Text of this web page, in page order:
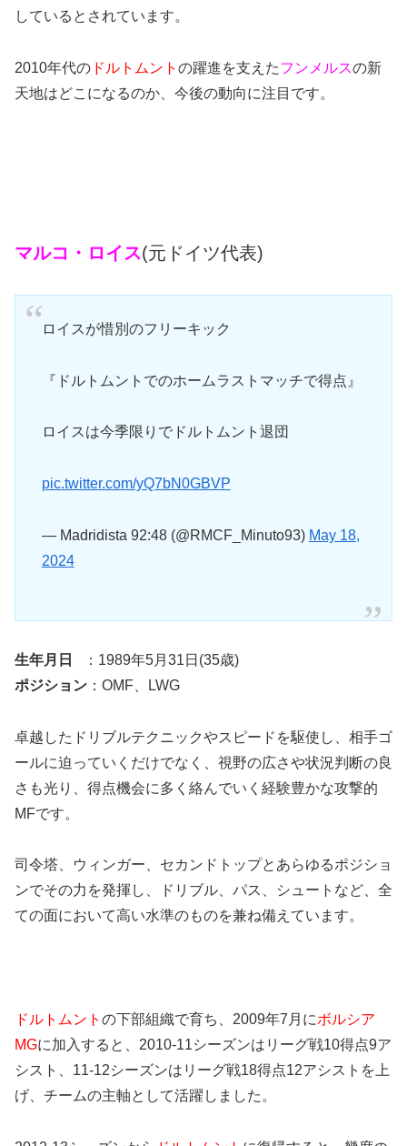
しているとされています。
2010年代の ドルトムント の躍進を支えたフンメルスの新
天地はどこになるのか、今後の動向に注目です。
マルコ・ロイス(元ドイツ代表)
ロイスが惜別のフリーキック
『ドルトムントでのホームラストマッチで得点』
ロイスは今季限りでドルトムント退団
pic.twitter.com/yQ7bN0GBVP
— Madridista 92:48 (@RMCF_Minuto93) May 18,
2024
生年月日
：1989年5月31日(35歳)
ポジション ：OMF、LWG
卓越したドリブルテクニックやスピードを駆使し、相手ゴ
ールに迫っていくだけでなく、視野の広さや状況判断の良
さも光り、得点機会に多く絡んでいく経験豊かな攻撃的
MFです。
司令塔、ウィンガー、セカンドトップとあらゆるポジショ
ンでその力を発揮し、ドリブル、パス、シュートなど、全
ての面において高い水準のものを兼ね備えています。
ドルトムント の下部組織で育ち、2009年7月にボルシア
MGに加入すると、2010-11シーズンはリーグ戦10得点9ア
シスト、11-12シーズンはリーグ戦18得点12アシストを上
げ、チームの主軸として活躍しました。